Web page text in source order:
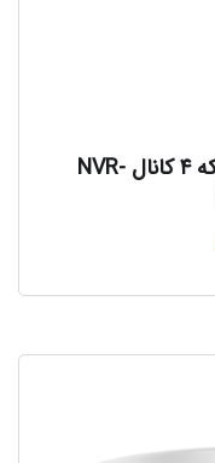
دستگاه ضبط تصویر تحت شبکه ۴ کانال NVR-